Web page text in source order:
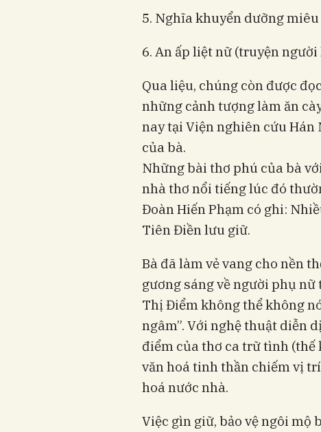
5. Nghĩa khuyển dưỡng
6. An ấp liệt nữ (truyện người
Qua liệu, chúng còn được
những cảnh tượng làm ăn
nay tại Viện nghiên cứu Hán
của bà.
Những bài thơ phú của bà
nhà thơ nổi tiếng lúc đó
Đoàn Hiến Phạm có ghi:
Tiên Điền lưu giữ.
Bà đã làm vẻ vang cho nền
gương sáng về người phụ
Thị Điểm không thể không
ngâm”. Với nghệ thuật diễn
điểm của thơ ca trữ tình (thế
văn hoá tinh thần chiếm vị
hoá nước nhà.
Việc gìn giữ, bảo vệ ngôi mộ